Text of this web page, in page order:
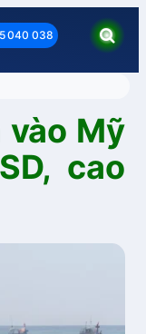
040 038
vào Mỹ
cao